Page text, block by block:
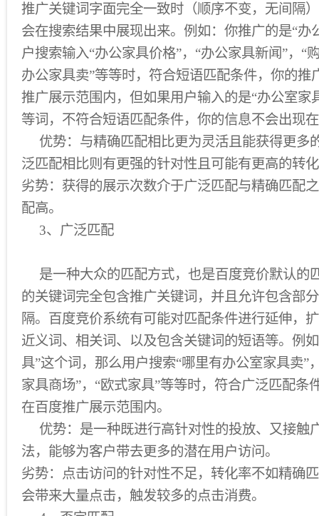
推广关键词字面完全一致时（顺序不变，无间隔
会在搜索结果中展现出来。例如：你推广的是“办
户搜索输入“办公家具价格”，“办公家具新闻”，“
办公家具卖”等等时，符合短语匹配条件，你的推
推广展示范围内，但如果用户输入的是“办公室家
等词，不符合短语匹配条件，你的信息不会出现
优势：与精确匹配相比更为灵活且能获得更多
泛匹配相比则有更强的针对性且可能有更高的转
劣势：获得的展示次数介于广泛匹配与精确匹配
配高。
3、广泛匹配
是一种大众的匹配方式，也是百度竞价默认的
的关键词完全包含推广关键词，并且允许包含部
隔。百度竞价系统有可能对匹配条件进行延伸，
近义词、相关词、以及包含关键词的短语等。例
具”这个词，那么用户搜索“哪里有办公室家具卖”
家具商场”，“欧式家具”等等时，符合广泛匹配条
在百度推广展示范围内。
优势：是一种既进行高针对性的投放、又接触
法，能够为客户带去更多的潜在用户访问。
劣势：点击访问的针对性不足，转化率不如精确
会带来大量点击，触发较多的点击消费。